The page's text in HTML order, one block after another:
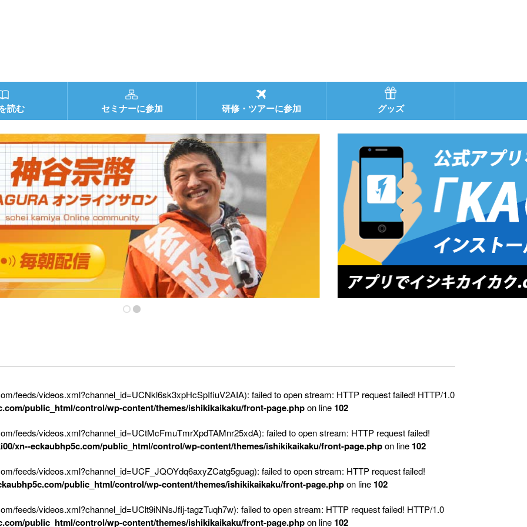
読む セミナーに参加 研修・ツアーに参加 グッズ
feeds/videos.xml?channel_id=UCNkl6sk3xpHcSpIfiuV2AIA): failed to open stream: HTTP request failed! HTTP/1.0
public_html/control/wp-content/themes/ishikikaikaku/front-page.phpon line 102
feeds/videos.xml?channel_id=UCtMcFmuTmrXpdTAMnr25xdA): failed to open stream: HTTP request failed!
xn--eckaubhp5c.com/public_html/control/wp-content/themes/ishikikaikaku/front-page.phpon line 102
feeds/videos.xml?channel_id=UCF_JQOYdq6axyZCatg5guag): failed to open stream: HTTP request failed!
public_html/control/wp-content/themes/ishikikaikaku/front-page.phpon line 102
feeds/videos.xml?channel_id=UClt9iNNsJfIj-tagzTuqh7w): failed to open stream: HTTP request failed! HTTP/1.0
public_html/control/wp-content/themes/ishikikaikaku/front-page.phpon line 102